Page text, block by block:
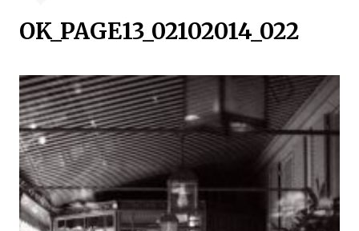
OK_PAGE13_02102014_022